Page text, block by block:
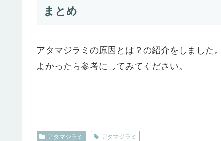
まとめ
アタマジラミの原因とは？の紹介をしました
よかったら参考にしてみてください。
アタマジラミ アタマジラミ